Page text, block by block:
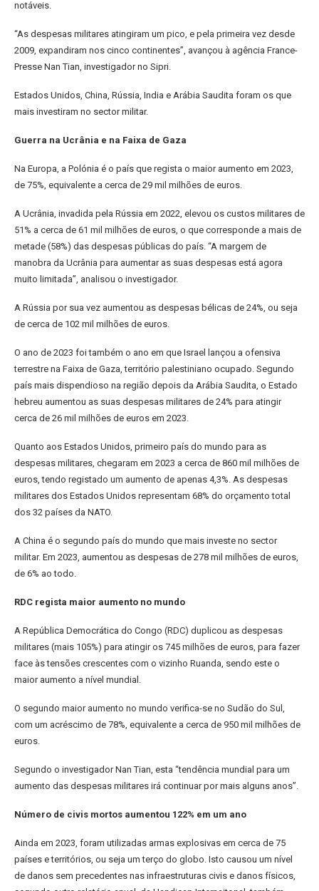
notáveis.
“As despesas militares atingiram um pico, e pela primeira vez desde
2009, expandiram nos cinco continentes”, avançou à agência France-
Presse Nan Tian, investigador no Sipri.
Estados Unidos, China, Rússia, India e Arábia Saudita foram os que
mais investiram no sector militar.
Guerra na Ucrânia e na Faixa de Gaza
Na Europa, a Polónia é o país que regista o maior aumento em 2023,
de 75%, equivalente a cerca de 29 mil milhões de euros.
A Ucrânia, invadida pela Rússia em 2022, elevou os custos militares de
51% a cerca de 61 mil milhões de euros, o que corresponde a mais de
metade (58%) das despesas públicas do país. “A margem de
manobra da Ucrânia para aumentar as suas despesas está agora
muito limitada”, analisou o investigador.
A Rússia por sua vez aumentou as despesas bélicas de 24%, ou seja
de cerca de 102 mil milhões de euros.
O ano de 2023 foi também o ano em que Israel lançou a ofensiva
terrestre na Faixa de Gaza, território palestiniano ocupado. Segundo
país mais dispendioso na região depois da Arábia Saudita, o Estado
hebreu aumentou as suas despesas militares de 24% para atingir
cerca de 26 mil milhões de euros em 2023.
Quanto aos Estados Unidos, primeiro país do mundo para as
despesas militares, chegaram em 2023 a cerca de 860 mil milhões de
euros, tendo registado um aumento de apenas 4,3%. As despesas
militares dos Estados Unidos representam 68% do orçamento total
dos 32 países da NATO.
A China é o segundo país do mundo que mais investe no sector
militar. Em 2023, aumentou as despesas de 278 mil milhões de euros,
de 6% ao todo.
RDC regista maior aumento no mundo
A República Democrática do Congo (RDC) duplicou as despesas
militares (mais 105%) para atingir os 745 milhões de euros, para fazer
face às tensões crescentes com o vizinho Ruanda, sendo este o
maior aumento a nível mundial.
O segundo maior aumento no mundo verifica-se no Sudão do Sul,
com um acréscimo de 78%, equivalente a cerca de 950 mil milhões de
euros.
Segundo o investigador Nan Tian, esta “tendência mundial para um
aumento das despesas militares irá continuar por mais alguns anos”.
Número de civis mortos aumentou 122% em um ano
Ainda em 2023, foram utilizadas armas explosivas em cerca de 75
países e territórios, ou seja um terço do globo. Isto causou um nível
de danos sem precedentes nas infraestruturas civis e danos físicos,